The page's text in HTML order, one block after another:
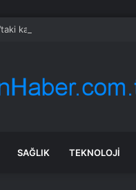
kazanç raporunda %13
SAĞLIK TEKNOLOJI